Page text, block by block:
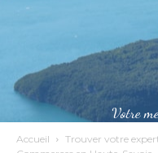
Votre
Accueil
Trouver votre